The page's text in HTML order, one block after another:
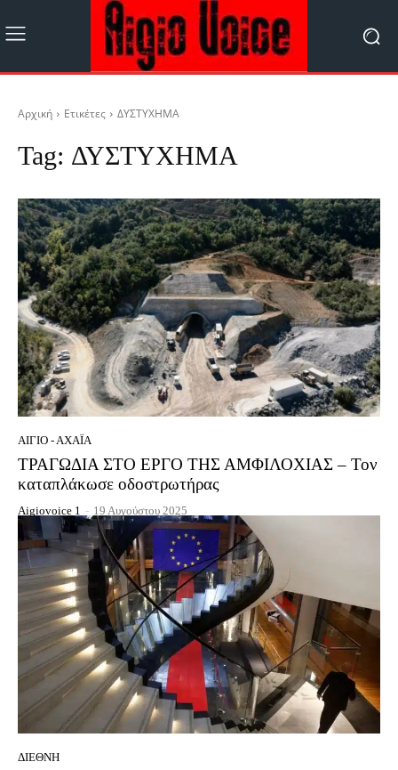
Αρχική Ετικέτες ΔΥΣΤΥΧΗΜΑ
Tag: ΔΥΣΤΥΧΗΜΑ
ΑΊΓΙΟ - ΑΧΑΪ́Α
ΤΡΑΓΩΔΙΑ ΣΤΟ ΕΡΓΟ ΤΗΣ ΑΜΦΙΛΟΧΙΑΣ – Τον
καταπλάκωσε οδοστρωτήρας
Aigiovoice 1 - 19 Αυγούστου 2025
ΔΙΕΘΝΉ